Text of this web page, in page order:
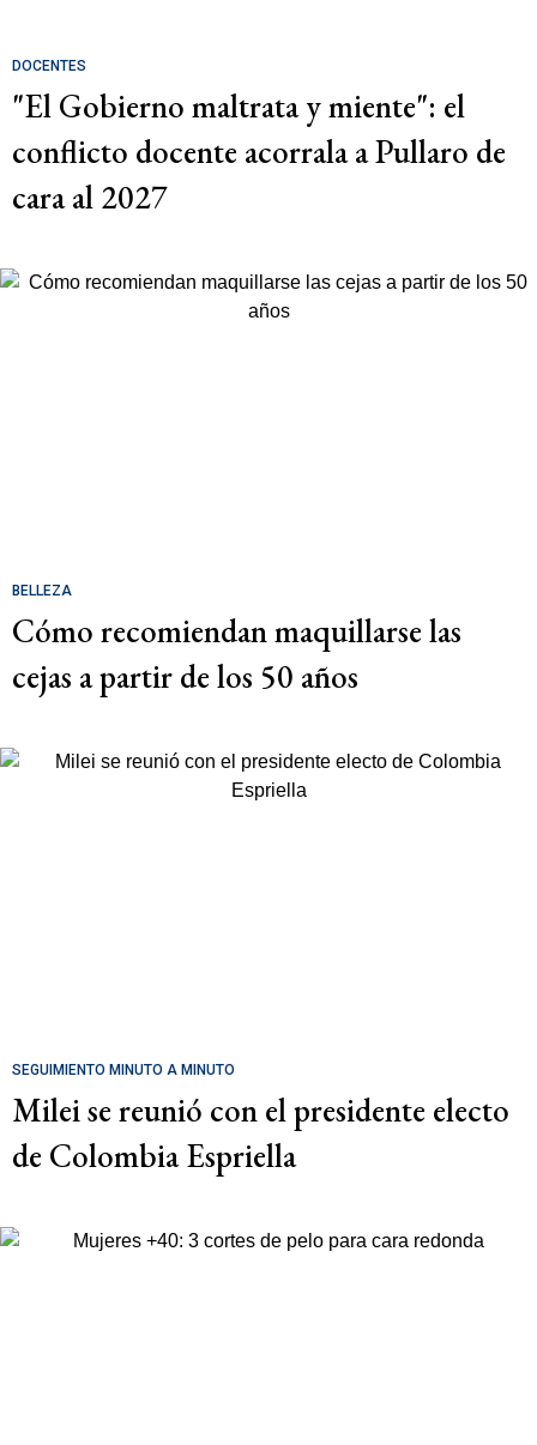
DOCENTES
"El Gobierno maltrata y miente": el
conflicto docente acorrala a Pullaro de
cara al 2027
BELLEZA
Cómo recomiendan maquillarse las
cejas a partir de los 50 años
SEGUIMIENTO MINUTO A MINUTO
Milei se reunió con el presidente electo
de Colombia Espriella